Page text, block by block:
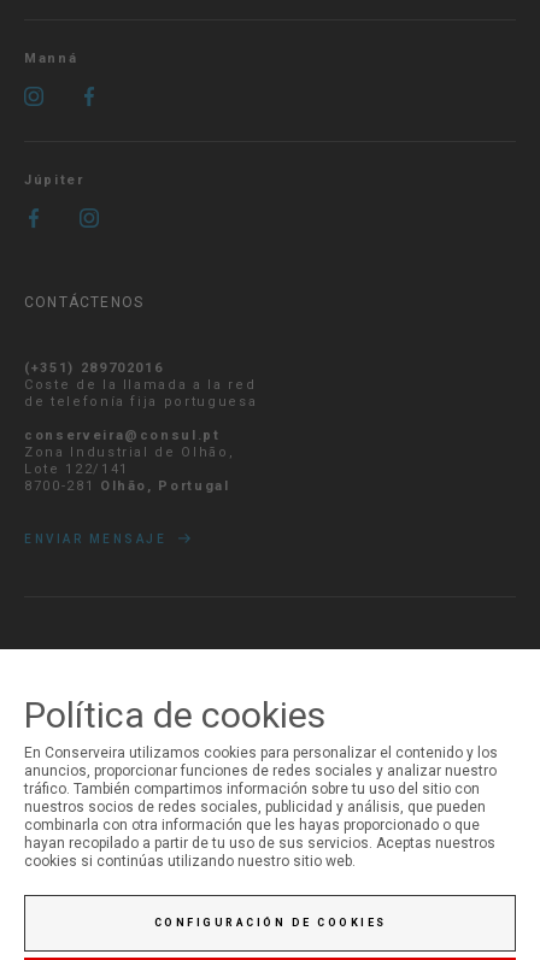
Manná
Júpiter
CONTÁCTENOS
(+351) 289702016
Coste de la llamada a la red
de telefonía fija portuguesa
conserveira@consul.pt
Zona Industrial de Olhão,
Lote 122/141
8700-281 Olhão, Portugal
ENVIAR MENSAJE
Registro
Política de cookies
En Conserveira utilizamos cookies para personalizar el contenido y los
anuncios, proporcionar funciones de redes sociales y analizar nuestro
tráfico. También compartimos información sobre tu uso del sitio con
nuestros socios de redes sociales, publicidad y análisis, que pueden
combinarla con otra información que les hayas proporcionado o que
hayan recopilado a partir de tu uso de sus servicios. Aceptas nuestros
cookies si continúas utilizando nuestro sitio web.
CONFIGURACIÓN DE COOKIES